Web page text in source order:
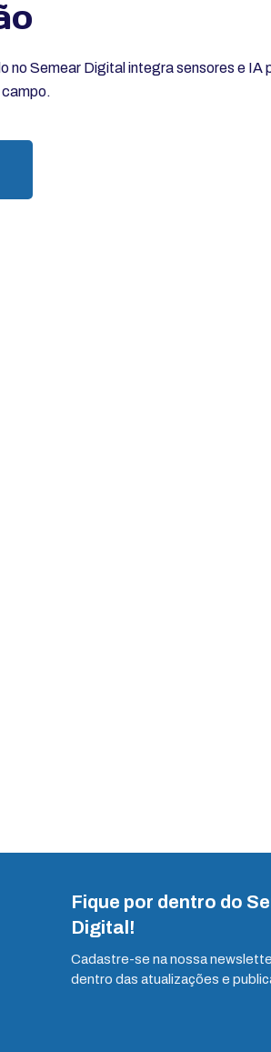
no Semear Digital integra sensores e
Fique por dentro do
Digital!
Cadastre-se na nossa
dentro das atualizações e